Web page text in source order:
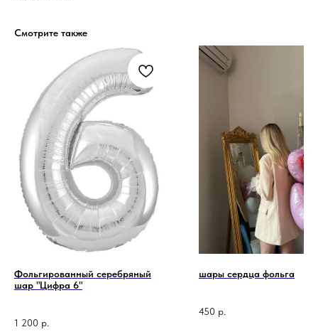
Смотрите также
Фольгированный серебряный
шар "Цифра 6"
1 200 р.
шары сердца фольга
450 р.